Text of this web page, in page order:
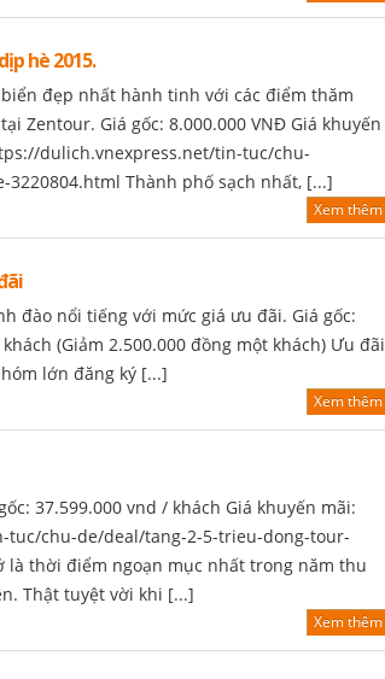
hè 2015.
đẹp nhất hành tinh với các điểm thăm
Zentour. Giá gốc: 8.000.000 VNĐ Giá khuyến
dulich.vnexpress.net/tin-tuc/chu-
Thành phố sạch nhất, [...]
Xem thêm
đào nổi tiếng với mức giá ưu đãi. Giá gốc:
(Giảm 2.500.000 đồng một khách) Ưu đãi
lớn đăng ký [...]
Xem thêm
37.599.000 vnd / khách Giá khuyến mãi:
tuc/chu-de/deal/tang-2-5-trieu-dong-tour-
là thời điểm ngoạn mục nhất trong năm thu
Thật tuyệt vời khi [...]
Xem thêm